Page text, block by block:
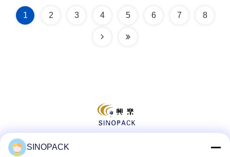
1 2 3 4 5 6 7 8
SINOPACK